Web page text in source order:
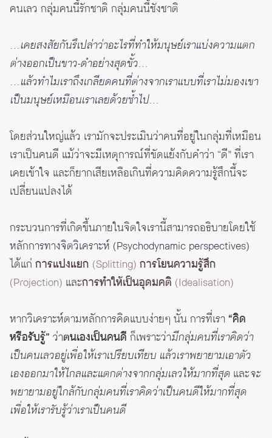
คนเลว กลุ่มคนนี้รักชาติ กลุ่มคนนี้ชังชาติ
…เคยสงสัยกันรึเปล่าว่าอะไรที่ทำให้มนุษย์เราแบ่งความแตก
ต่างออกเป็นขาว-ดำอย่างสุดขั้ว…
…แล้วทำไมเราถึงเกลียดคนที่ต่างจากเราแบบที่เราไม่มองเขา
เป็นมนุษย์เหมือนเราเลยด้วยซ้ำไป…
โดยส่วนใหญ่แล้ว เรามักจะประเมินว่าคนที่อยู่ในกลุ่มที่เหมือน
เราเป็นคนดี แม้ว่าจะมีเหตุการณ์ที่ขัดแย้งกับคำว่า “ดี” ที่เรา
เคยเข้าใจ และก็ยากเสียเหลือเกินที่ความคิดความรู้สึกนี้จะ
เปลี่ยนแปลงได้
กระบวนการที่เกิดขึ้นภายในจิตใจเรานี้สามารถอธิบายโดยใช้
หลักการทางจิตวิเคราะห์ (Psychodynamic perspectives)
ได้แก่ การแบ่งแยก (Splitting) การโยนความรู้สึก
(Projection) และการทำให้เป็นอุดมคติ (Idealisation)
หากวิเคราะห์ตามหลักการคิดแบบง่ายๆ นั้น การที่เรา “คิด
หรือรับรู้” ว่าตนเองเป็นคนดี ก็เพราะว่ามีกลุ่มคนที่เราคิดว่า
เป็นคนเลวอยู่เพื่อให้เราเปรียบเทียบ แล้วเราพยายามเอาตัว
เองออกมาให้ไกลและแตกต่างจากกลุ่มเลวให้มากที่สุด และจะ
พยายามอยู่ใกล้กับกลุ่มคนที่เราคิดว่าเป็นคนดีให้มากที่สุด
เพื่อให้เรารับรู้ว่าเราเป็นคนดี